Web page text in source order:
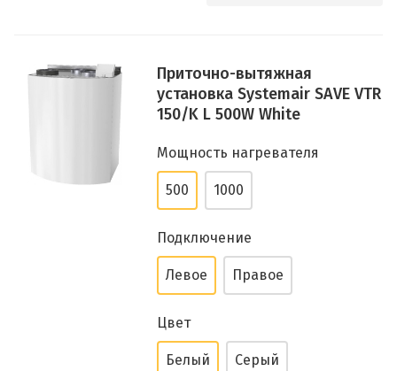
Приточно-вытяжная
установка Systemair SAVE VTR
150/K L 500W White
Мощность нагревателя
500 1000
Подключение
Левое Правое
Цвет
Белый Серый